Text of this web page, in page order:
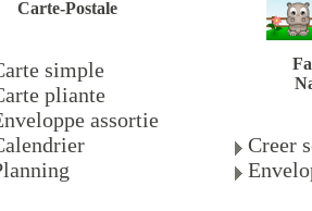
Carte-Postale
simple
pliante
assortie
Creer